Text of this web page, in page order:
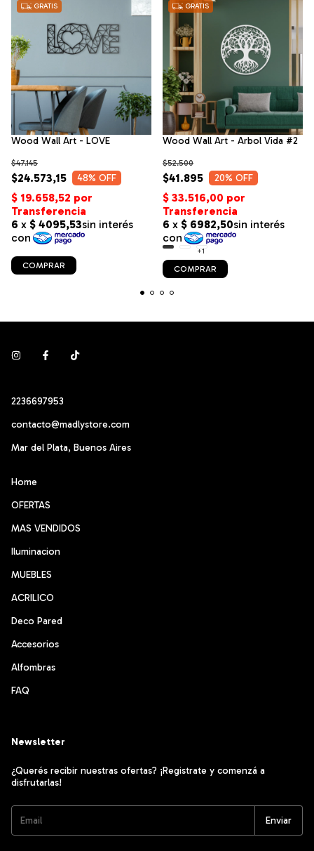
GRATIS
Wood Wall Art - LOVE
$24.573,15
$47.145
48% OFF
COMPRAR
GRATIS
Wood Wall Art - Arbol Vida #2
$41.895
$52.500
20% OFF
+1
COMPRAR
2236697953
contacto@madlystore.com
Mar del Plata, Buenos Aires
Home
OFERTAS
MAS VENDIDOS
Iluminacion
MUEBLES
ACRILICO
Deco Pared
Accesorios
Alfombras
FAQ
Newsletter
¿Querés recibir nuestras ofertas? ¡Registrate y comenzá a
disfrutarlas!